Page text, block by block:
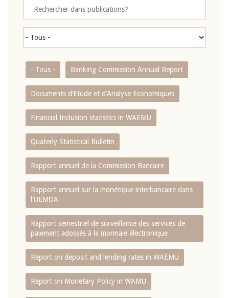
- Tous - Banking Commission Annual Report
Documents d’Etude et d’Analyse Economiques
Financial Inclusion statistics in WAEMU
Quaterly Statistical Bulletin
Rapport annuel de la Commission Bancaire
Rapport annuel sur la monétique interbancaire dans
l'UEMOA
Rapport semestriel de surveillance des services de
paiement adossés à la monnaie électronique
Report on deposit and lending rates in WAEMU
Report on Monetary Policy in WAMU